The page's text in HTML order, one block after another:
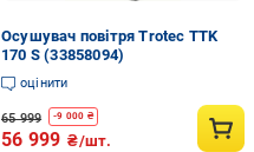
Осушувач повітря Trotec TTK
170 S (33858094)
оцінити
65 999 -9 000 ₴
56 999 ₴/шт.